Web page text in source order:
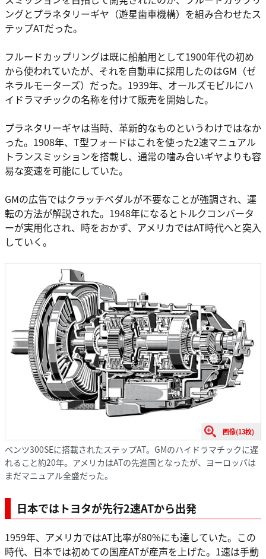
ングとプラネタリーギヤ（遊星歯車機構）を組み合わせたス
テップATだった。
フルードカップリングは既に船舶用として1900年代の初め
から使われていたが、それを自動車に採用したのはGM（ゼ
ネラルモーターズ）だった。1939年、オールズモビルにハ
イドラマチックの名称を付けて販売を開始した。
プラネタリーギヤは当時、革新的なものというわけではなか
った。1908年、T型フォードはこれを使った2速マニュアル
トランスミッションを搭載し、通常の噛み合いギヤよりも容
易な変速を可能にしていた。
GMの広告ではクラッチペダルが不要なことが強調され、運
転の方法が解説された。1948年になるとトルクコンバータ
ーが実用化され、時をおかず、アメリカではAT時代へと突入
していく。
画像(13枚)
ベンツ300SEに搭載されたステップAT。GMのハイドラマチックに遅
れること約20年。アメリカはATの先進国となったが、ヨーロッパは
まだマニュアル全盛だった。
日本ではトヨタが先行2速ATから出発
1959年、アメリカではAT比率が80%にも達していた。この
時代、日本では初めての国産ATが産声を上げた。1速は手動